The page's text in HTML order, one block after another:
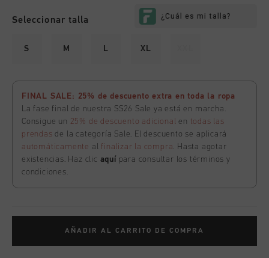
Seleccionar talla
S M L XL
FINAL SALE: 25% de descuento extra en toda la ropa
La fase final de nuestra SS26 Sale ya está en marcha.
Consigue un 25% de descuento adicional en todas las
prendas de la categoría Sale. El descuento se aplicará
automáticamente al finalizar la compra. Hasta agotar
existencias. Haz clic aquí para consultar los términos y
condiciones.
AÑADIR AL CARRITO DE COMPRA